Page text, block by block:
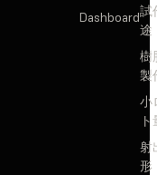
Dashboard試
途
樹
製
小
射
形